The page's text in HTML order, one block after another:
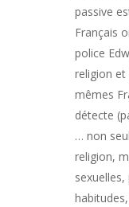
passive
Français
police
religion et
mêmes
détecte
… non
religion,